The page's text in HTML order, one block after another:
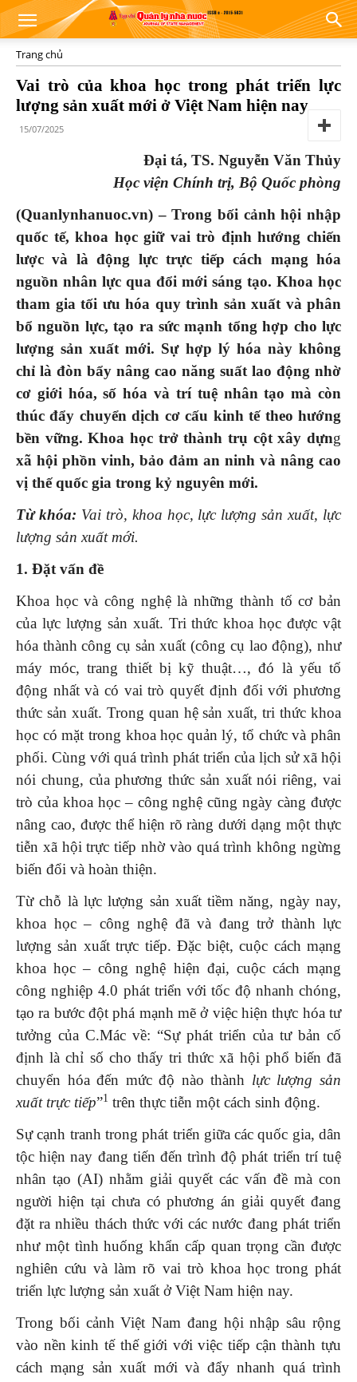
Trang chủ
Vai trò của khoa học trong phát triển lực
lượng sản xuất mới ở Việt Nam hiện nay
15/07/2025
Đại tá, TS. Nguyễn Văn Thủy
Học viện Chính trị, Bộ Quốc phòng
(Quanlynhanuoc.vn) –Trong bối cảnh hội nhập
quốc tế, khoa học giữ vai trò định hướngchiến
lược và là động lực trực tiếp cách mạng hóa
nguồn nhân lực qua đổi mới sáng tạo. Khoa học
tham gia tối ưu hóa quy trình sản xuất và phân
bổ nguồn lực, tạo ra sức mạnh tổng hợp cho lực
lượng sản xuất mới. Sự hợp lý hóa này không
chỉ là đòn bẩy nâng cao năng suất lao động nhờ
cơ giới hóa, số hóa và trí tuệ nhân tạo mà còn
thúc đẩy chuyển dịch cơ cấu kinh tế theo hướng
bền vững. Khoa học trở thành trụ cột xây dựng
xã hội phồn vinh, bảo đảm an ninh và nâng cao
vị thế quốc gia trong kỷ nguyên mới.
Từ khóa: Vai trò, khoa học, lực lượng sản xuất, lực
lượng sản xuất mới.
1. Đặt vấn đề
Khoa học và công nghệ là những thành tố cơ bản
của lực lượng sản xuất. Tri thức khoa học được vật
hóa thành công cụ sản xuất (công cụ lao động), như
máy móc, trang thiết bị kỹ thuật…, đó là yếu tố
động nhất và có vai trò quyết định đối với phương
thức sản xuất. Trong quan hệ sản xuất, tri thức khoa
học có mặt trong khoa học quản lý, tổ chức và phân
phối. Cùng với quá trình phát triển của lịch sử xã hội
nói chung, của phương thức sản xuất nói riêng, vai
trò của khoa học – công nghệ cũng ngày càng được
nâng cao, được thể hiện rõ ràng dưới dạng một thực
tiễn xã hội trực tiếp nhờ vào quá trình không ngừng
biến đổi và hoàn thiện.
Từ chỗ là lực lượng sản xuất tiềm năng, ngày nay,
khoa học – công nghệ đã và đang trở thành lực
lượng sản xuất trực tiếp. Đặc biệt, cuộc cách mạng
khoa học – công nghệ hiện đại, cuộc cách mạng
công nghiệp 4.0 phát triển với tốc độ nhanh chóng,
tạo ra bước đột phá mạnh mẽ ở việc hiện thực hóa tư
tưởng của C.Mác về: “Sự phát triển của tư bản cố
định là chỉ số cho thấy tri thức xã hội phổ biến đã
chuyển hóa đến mức độ nào thành lực lượng sản
xuất trực tiếp”1 trên thực tiễn một cách sinh động.
Sự cạnh tranh trong phát triển giữa các quốc gia, dân
tộc hiện nay đang tiến đến trình độ phát triển trí tuệ
nhân tạo (AI) nhằm giải quyết các vấn đề mà con
người hiện tại chưa có phương án giải quyết đang
đặt ra nhiều thách thức với các nước đang phát triển
như một tình huống khẩn cấp quan trọng cần được
nghiên cứu và làm rõ vai trò khoa học trong phát
triển lực lượng sản xuất ở Việt Nam hiện nay.
Trong bối cảnh Việt Nam đang hội nhập sâu rộng
vào nền kinh tế thế giới với việc tiếp cận thành tựu
cách mạng sản xuất mới và đẩy nhanh quá trình